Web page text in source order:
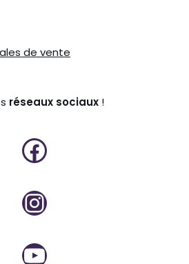
de vente
réseaux sociaux !